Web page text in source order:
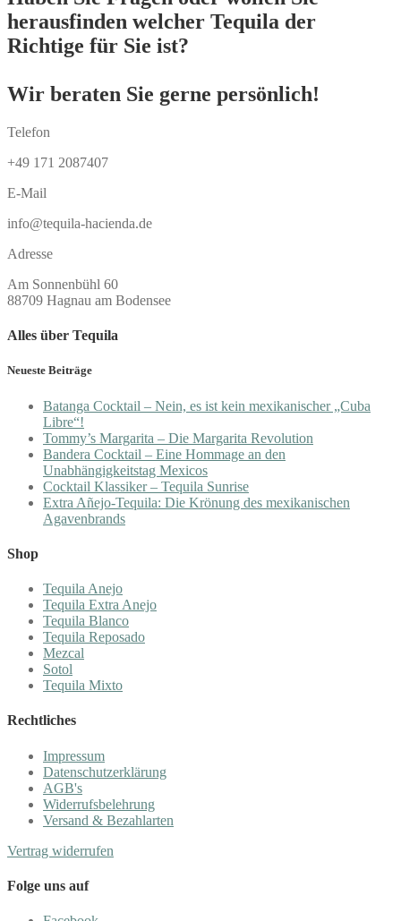
herausfinden welcher Tequila der
Richtige für Sie ist?
Wir beraten Sie gerne persönlich!
Telefon
+49 171 2087407
E-Mail
info@tequila-hacienda.de
Adresse
Am Sonnenbühl 60
88709 Hagnau am Bodensee
Alles über Tequila
Neueste Beiträge
Batanga Cocktail – Nein, es ist kein mexikanischer „Cuba
Libre“!
Tommy’s Margarita – Die Margarita Revolution
Bandera Cocktail – Eine Hommage an den
Unabhängigkeitstag Mexicos
Cocktail Klassiker – Tequila Sunrise
Extra Añejo-Tequila: Die Krönung des mexikanischen
Agavenbrands
Shop
Tequila Anejo
Tequila Extra Anejo
Tequila Blanco
Tequila Reposado
Mezcal
Sotol
Tequila Mixto
Rechtliches
Impressum
Datenschutzerklärung
AGB's
Widerrufsbelehrung
Versand & Bezahlarten
Vertrag widerrufen
Folge uns auf